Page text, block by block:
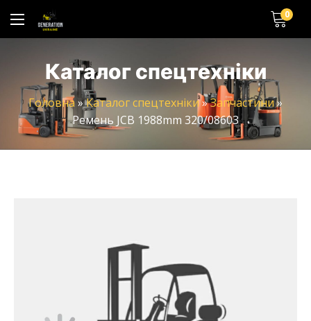
0
Каталог спецтехніки
Головна»Каталог спецтехніки»Запчастини»
Ремень JCB 1988mm 320/08603